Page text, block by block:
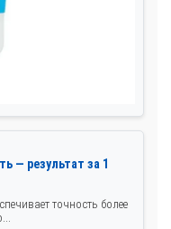
— результат за 1
точность более